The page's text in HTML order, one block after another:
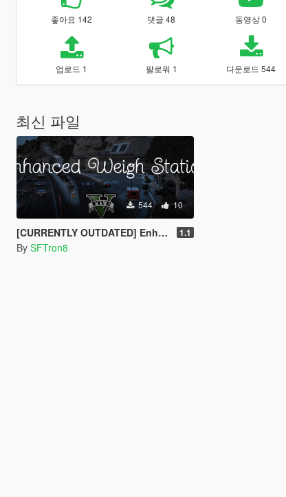
좋아요 142 댓글 48 동영상 0
업로드 1 팔로워 1 다운로드 544
최신 파일
544 10
[CURRENTLY OUTDATED] Enhanced Weigh Station [SP Only] 1.1
By SFTron8